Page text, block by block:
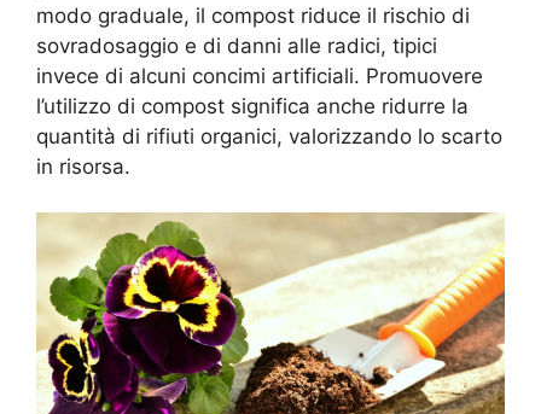
modo graduale, il compost riduce il rischio di
sovradosaggio e di danni alle radici, tipici
invece di alcuni concimi artificiali. Promuovere
l’utilizzo di compost significa anche ridurre la
quantità di rifiuti organici, valorizzando lo scarto
in risorsa.